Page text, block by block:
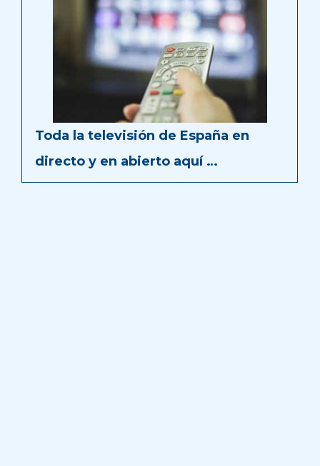
Toda la televisión de España en
directo y en abierto aquí …